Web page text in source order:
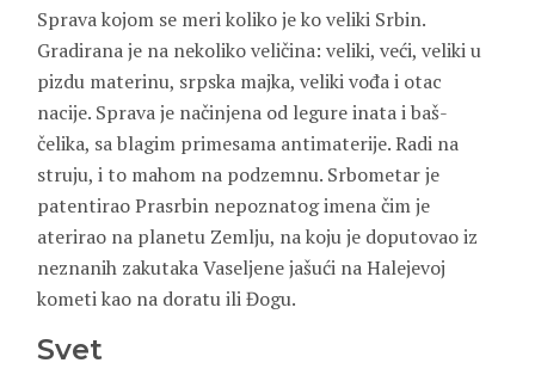
Sprava kojom se meri koliko je ko veliki Srbin.
Gradirana je na nekoliko veličina: veliki, veći, veliki u
pizdu materinu, srpska majka, veliki vođa i otac
nacije. Sprava je načinjena od legure inata i baš-
čelika, sa blagim primesama antimaterije. Radi na
struju, i to mahom na podzemnu. Srbometar je
patentirao Prasrbin nepoznatog imena čim je
aterirao na planetu Zemlju, na koju je doputovao iz
neznanih zakutaka Vaseljene jašući na Halejevoj
kometi kao na doratu ili Đogu.
Svet